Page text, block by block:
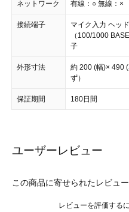
ネットワーク 有線：○ 無線：×
接続端子
マイク入力 ヘッ
（100/1000
子
外形寸法
約 200 (幅)× 490
ず）
保証期間 180日間
ユーザーレビュー
この商品に寄せられたレビュ
レビューを評価する